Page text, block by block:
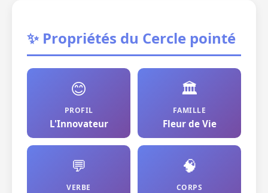
✨ Propriétés du Cercle pointé
😊
PROFIL
L'Innovateur
🏛️
FAMILLE
Fleur de Vie
💬
VERBE
🧠
CORPS